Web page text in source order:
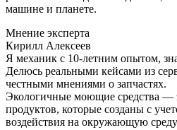
машине и планете.
Мнение эксперта
Кирилл Алексеев
Я механик с 10-летним опытом,
Делюсь реальными кейсами из
честными мнениями о запчастях.
Экологичные моющие средства —
продуктов, которые созданы с
воздействия на окружающую